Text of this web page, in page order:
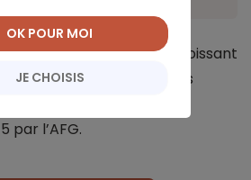
séduit un nombre croissant
prouvent les 5,2 milliards
solidaire salariale
par l’AFG.
JE CHOISIS
OK POUR MOI